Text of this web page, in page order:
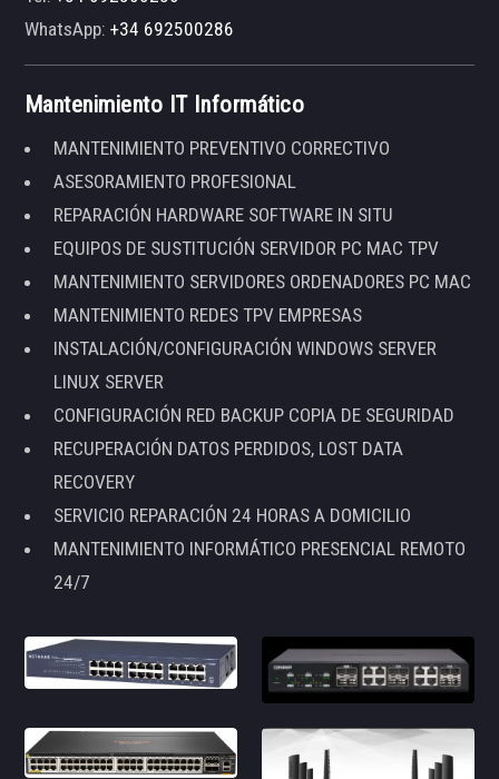
WhatsApp:+34 692500286
Mantenimiento IT Informático
MANTENIMIENTO PREVENTIVO CORRECTIVO
ASESORAMIENTO PROFESIONAL
REPARACIÓN HARDWARE SOFTWARE IN SITU
EQUIPOS DE SUSTITUCIÓN SERVIDOR PC MAC TPV
MANTENIMIENTO SERVIDORES ORDENADORES PC MAC
MANTENIMIENTO REDES TPV EMPRESAS
INSTALACIÓN/CONFIGURACIÓN WINDOWS SERVER
LINUX SERVER
CONFIGURACIÓN RED BACKUP COPIA DE SEGURIDAD
RECUPERACIÓN DATOS PERDIDOS, LOST DATA
RECOVERY
SERVICIO REPARACIÓN 24 HORAS A DOMICILIO
MANTENIMIENTO INFORMÁTICO PRESENCIAL REMOTO
24/7